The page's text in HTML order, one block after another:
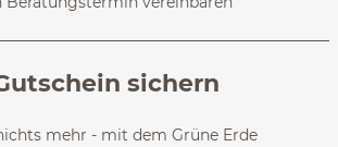
sichern
mehr - mit dem Grüne Erde